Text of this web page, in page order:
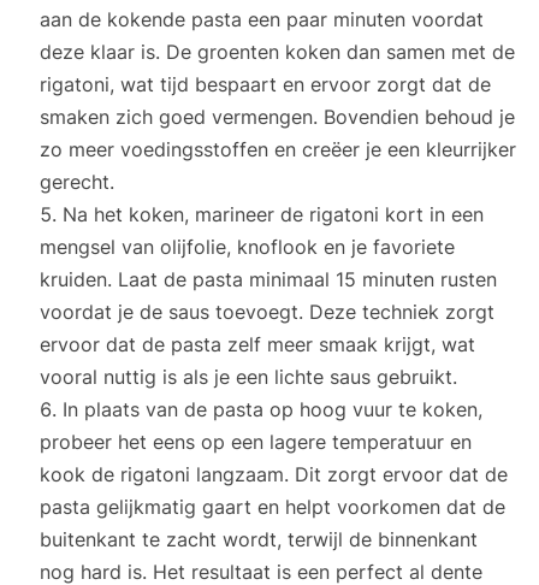
aan de kokende pasta een paar minuten voordat
deze klaar is. De groenten koken dan samen met de
rigatoni, wat tijd bespaart en ervoor zorgt dat de
smaken zich goed vermengen. Bovendien behoud je
zo meer voedingsstoffen en creëer je een kleurrijker
gerecht.
Na het koken, marineer de rigatoni kort in een
mengsel van olijfolie, knoflook en je favoriete
kruiden. Laat de pasta minimaal 15 minuten rusten
voordat je de saus toevoegt. Deze techniek zorgt
ervoor dat de pasta zelf meer smaak krijgt, wat
vooral nuttig is als je een lichte saus gebruikt.
In plaats van de pasta op hoog vuur te koken,
probeer het eens op een lagere temperatuur en
kook de rigatoni langzaam. Dit zorgt ervoor dat de
pasta gelijkmatig gaart en helpt voorkomen dat de
buitenkant te zacht wordt, terwijl de binnenkant
nog hard is. Het resultaat is een perfect al dente